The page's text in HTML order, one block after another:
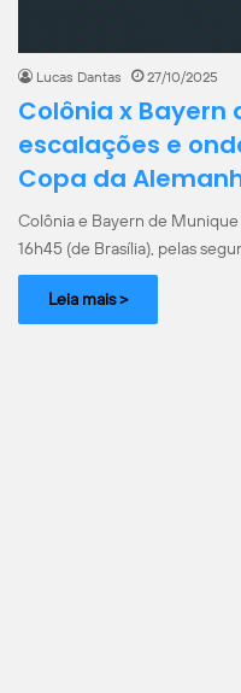
Lucas Dantas 27/10/2025
Colônia x Bayern
escalações e
Copa da
Colônia e Bayern de
16h45 (de Brasília), pelas
Leia mais >